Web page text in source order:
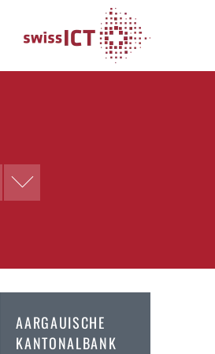
AARGAUISCHE
KANTONALBANK